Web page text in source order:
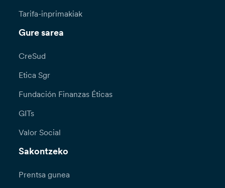
Tarifa-inprimakiak
Gure sarea
CreSud
Etica Sgr
Fundación Finanzas Éticas
GITs
Valor Social
Sakontzeko
Prentsa gunea